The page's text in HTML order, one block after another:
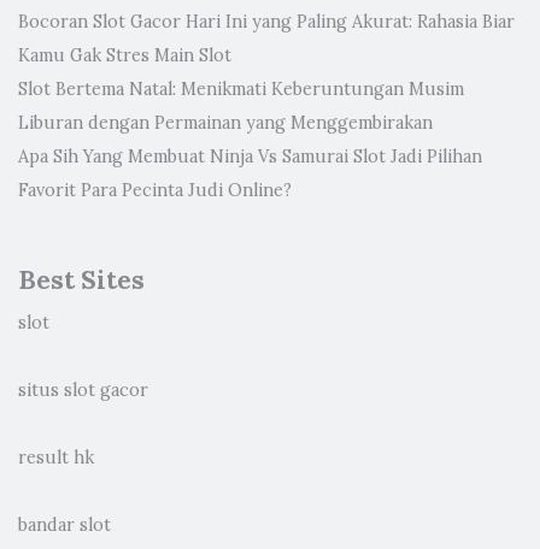
Bocoran Slot Gacor Hari Ini yang Paling Akurat: Rahasia Biar
Kamu Gak Stres Main Slot
Slot Bertema Natal: Menikmati Keberuntungan Musim
Liburan dengan Permainan yang Menggembirakan
Apa Sih Yang Membuat Ninja Vs Samurai Slot Jadi Pilihan
Favorit Para Pecinta Judi Online?
Best Sites
slot
situs slot gacor
result hk
bandar slot